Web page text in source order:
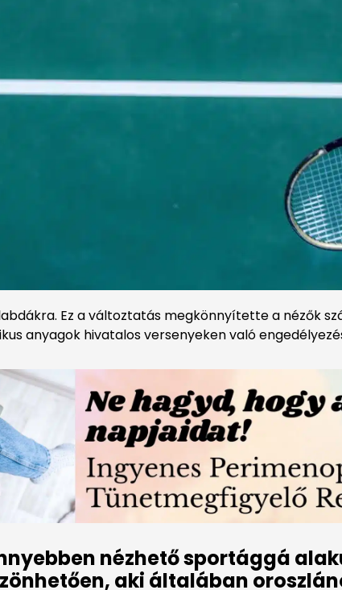
Ez a változtatás megkönnyítette a nézők
anyagok hivatalos versenyeken való
nézhető sportággá
aki általában